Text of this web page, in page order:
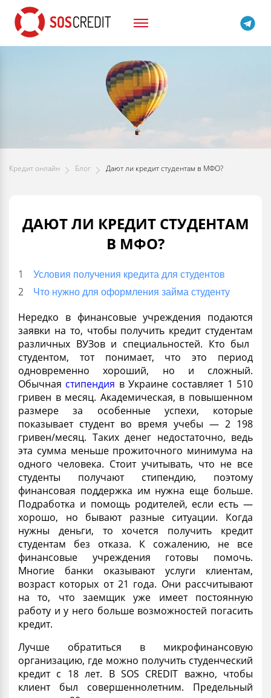
Кредит онлайн Блог Дают ли кредит студентам в МФО?
ДАЮТ ЛИ КРЕДИТ СТУДЕНТАМ
В МФО?
Условия получения кредита для студентов
Что нужно для оформления займа студенту
Нередко в финансовые учреждения подаются
заявки на то, чтобы получить кредит студентам
различных ВУЗов и специальностей. Кто был
студентом, тот понимает, что это период
одновременно хороший, но и сложный.
Обычная стипендия в Украине составляет 1 510
гривен в месяц. Академическая, в повышенном
размере за особенные успехи, которые
показывает студент во время учебы — 2 198
гривен/месяц. Таких денег недостаточно, ведь
эта сумма меньше прожиточного минимума на
одного человека. Стоит учитывать, что не все
студенты получаютстипендию, поэтому
финансовая поддержка им нужна еще больше.
Подработка и помощь родителей, если есть —
хорошо, но бывают разные ситуации. Когда
нужны деньги, то хочется получить кредит
студентам без отказа. К сожалению, не все
финансовые учреждения готовы помочь.
Многие банки оказывают услуги клиентам,
возраст которых от 21 года. Они рассчитывают
на то, что заемщик уже имеет постоянную
работу и у него больше возможностей погасить
кредит.
Лучше обратиться в микрофинансовую
организацию, где можно получить студенческий
кредитс 18 лет. В SOS CREDIT важно, чтобы
клиент был совершеннолетним. Предельный